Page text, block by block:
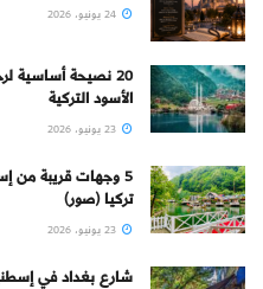
20 نصيحة أساسية
الأسود التركية
5 وجهات قريبة من
تركيا (صور)
شارع بغداد في